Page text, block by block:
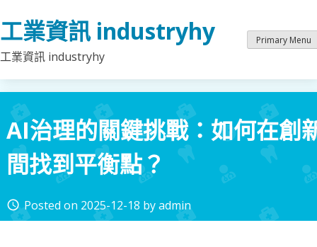
to
content
工業資訊 industryhy
工業資訊 industryhy
Primary Menu
AI治理的關鍵挑戰：如何在創
間找到平衡點？
access_time Posted on 2025-12-18 byadmin